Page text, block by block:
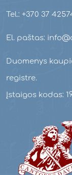
Tel.: +370 37
El. paštas:
Duomenys
registre.
Įstaigos kodas: